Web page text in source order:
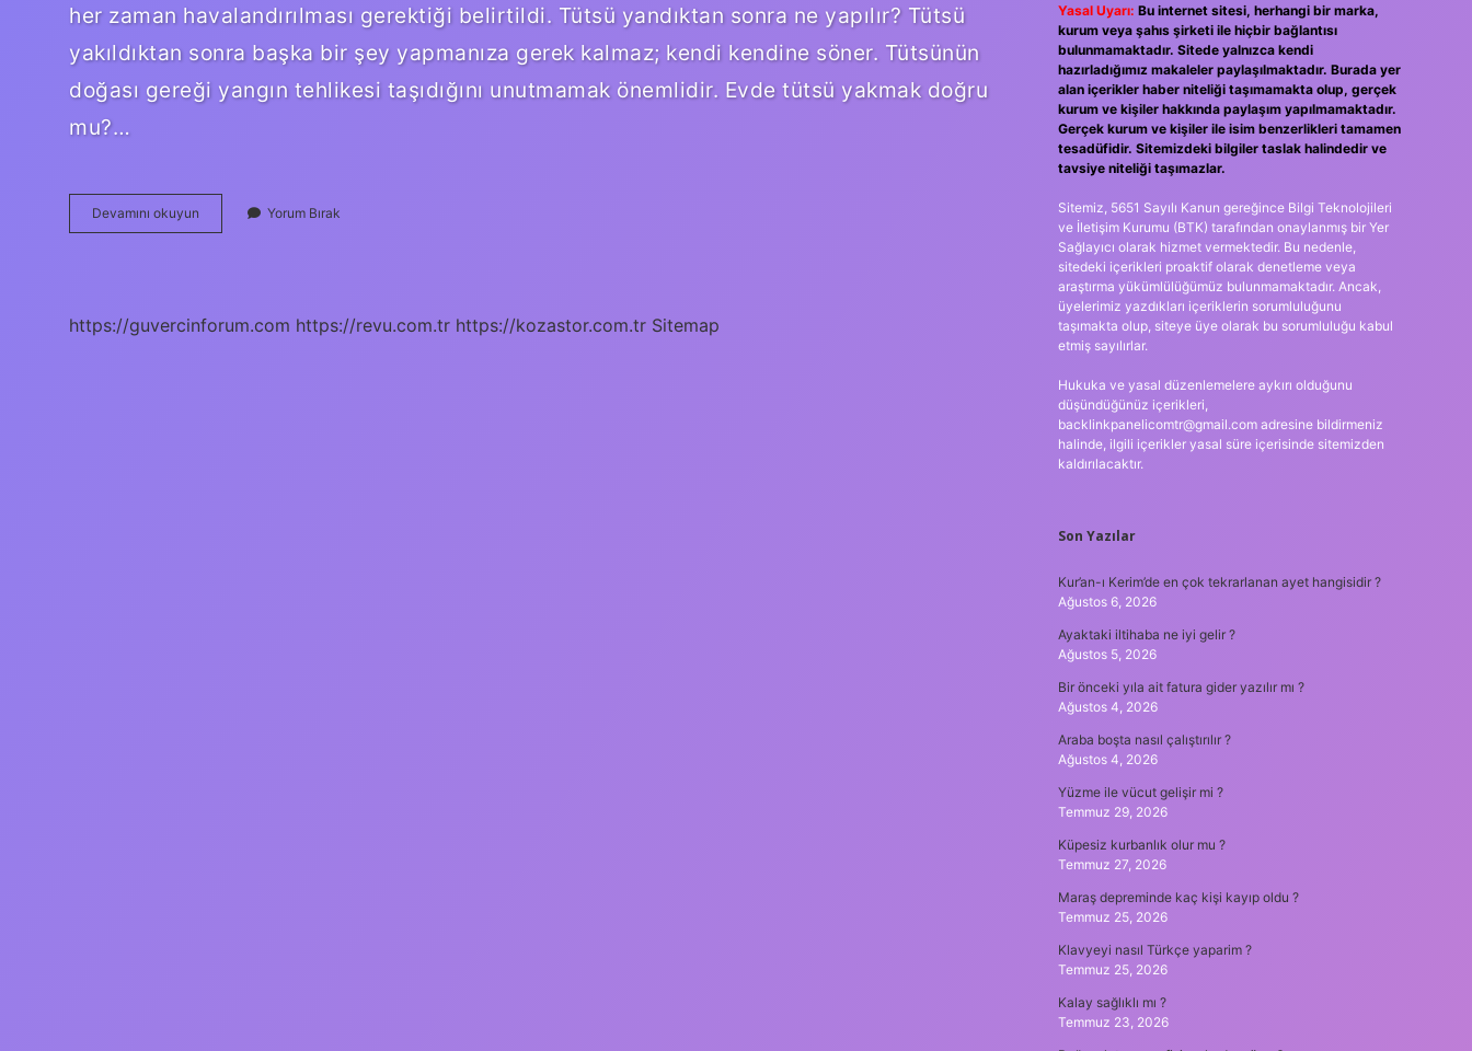
her zaman havalandırılması gerektiği belirtildi. Tütsü yandıktan sonra ne yapılır? Tütsü
yakıldıktan sonra başka bir şey yapmanıza gerek kalmaz; kendi kendine söner. Tütsünün
doğası gereği yangın tehlikesi taşıdığını unutmamak önemlidir. Evde tütsü yakmak doğru
mu?…
Devamını okuyun
Neden
Yorum Bırak
https://guvercinforum.com https://revu.com.tr https://kozastor.com.tr Sitemap
Yasal Uyarı: Bu internet sitesi, herhangi bir marka,
kurum veya şahıs şirketi ile hiçbir bağlantısı
bulunmamaktadır. Sitede yalnızca kendi
hazırladığımız makaleler paylaşılmaktadır. Burada yer
alan içerikler haber niteliği taşımamakta olup, gerçek
kurum ve kişiler hakkında paylaşım yapılmamaktadır.
Gerçek kurum ve kişiler ile isim benzerlikleri tamamen
tesadüfidir. Sitemizdeki bilgiler taslak halindedir ve
tavsiye niteliği taşımazlar.
Sitemiz, 5651 Sayılı Kanun gereğince Bilgi Teknolojileri
ve İletişim Kurumu (BTK) tarafından onaylanmış bir Yer
Sağlayıcı olarak hizmet vermektedir. Bu nedenle,
sitedeki içerikleri proaktif olarak denetleme veya
araştırma yükümlülüğümüz bulunmamaktadır. Ancak,
üyelerimiz yazdıkları içeriklerin sorumluluğunu
taşımakta olup, siteye üye olarak bu sorumluluğu kabul
etmiş sayılırlar.
Hukuka ve yasal düzenlemelere aykırı olduğunu
düşündüğünüz içerikleri,
backlinkpanelicomtr@gmail.comadresine bildirmeniz
halinde, ilgili içerikler yasal süre içerisinde sitemizden
kaldırılacaktır.
Son Yazılar
Kur’an-ı Kerim’de en çok tekrarlanan ayet hangisidir ?
Ağustos 6, 2026
Ayaktaki iltihaba ne iyi gelir ?
Ağustos 5, 2026
Bir önceki yıla ait fatura gider yazılır mı ?
Ağustos 4, 2026
Araba boşta nasıl çalıştırılır ?
Ağustos 4, 2026
Yüzme ile vücut gelişir mi ?
Temmuz 29, 2026
Küpesiz kurbanlık olur mu ?
Temmuz 27, 2026
Maraş depreminde kaç kişi kayıp oldu ?
Temmuz 25, 2026
Klavyeyi nasıl Türkçe yaparim ?
Temmuz 25, 2026
Kalay sağlıklı mı ?
Temmuz 23, 2026